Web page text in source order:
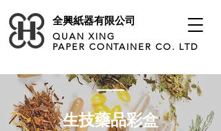
全興紙器有限公司
QUAN XING
PAPER CONTAINER CO. LTD
生技藥品彩盒